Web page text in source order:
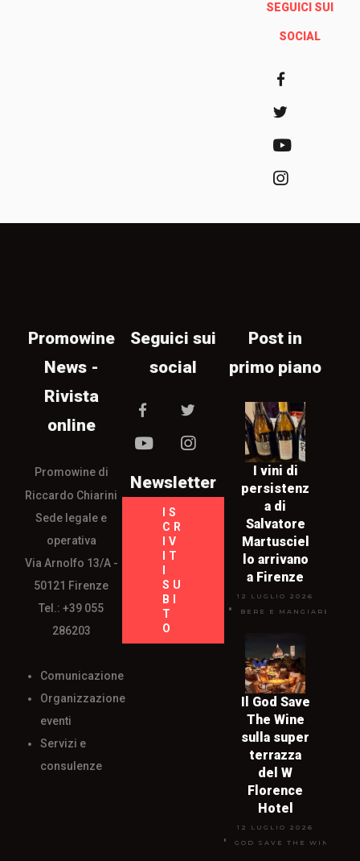
SEGUICI SUI
SOCIAL
Promowine
News -
Rivista
online
Promowine di
Riccardo Chiarini
Sede legale e
operativa
Via Arnolfo 13/A -
50121 Firenze
Tel.: +39 055
286203
Comunicazione
Organizzazione
eventi
Servizi e
consulenze
Seguici sui
social
Newsletter
IS
CR
IV
IT
SU
BI
T
O
Post in
primo piano
I vini di
persistenz
a di
Salvatore
Martusciel
lo arrivano
a Firenze
12 LUGLIO 2026
BERE E MANGIARE
Il God Save
The Wine
sulla super
terrazza
del W
Florence
Hotel
12 LUGLIO 2026
GOD SAVE THE WINE